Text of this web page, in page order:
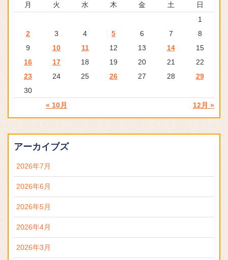
月
火 水 木 金 土 日
« 10月 12月 »
1
2
3 4 5 6 7
8
9
10 11 12 13 14
15
16
17 18 19 20 21
22
23
24 25 26 27 28
29
30
アーカイブズ
2026年7月
2026年6月
2026年5月
2026年4月
2026年3月